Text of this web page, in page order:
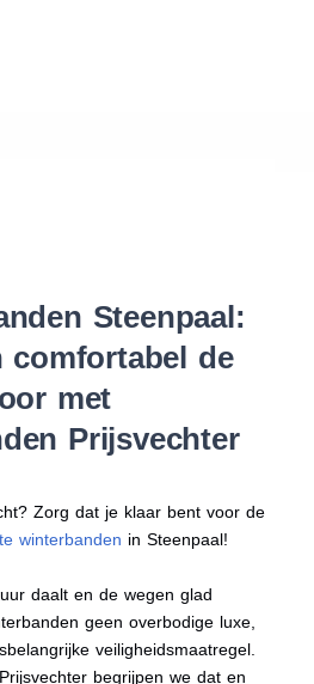
Steenpaal:
comfortabel de
met
Prijsvechter
Zorg dat je klaar bent voor de
winterbanden in Steenpaal!
daalt en de wegen glad
geen overbodige luxe,
veiligheidsmaatregel.
begrijpen we dat en